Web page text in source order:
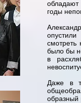
обладают
годы
было бы
в
Даже в
образный